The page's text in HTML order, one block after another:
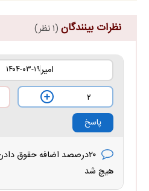
نظرات بینندگان (۱ نظر)
امیر۱۴۰۴-۰۳-۱۹ ۱۱:۱۲:۳۲
۲
پاسخ
۲۰درصصد اضافه حقوق
هیچ شد